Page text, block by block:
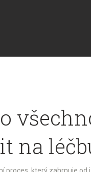
na
proces, který zahrnuje od